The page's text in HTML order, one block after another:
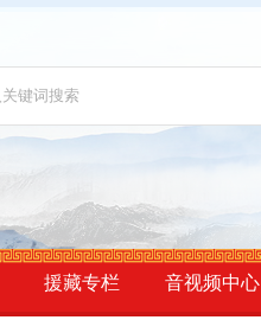
援藏专栏 音视频中心